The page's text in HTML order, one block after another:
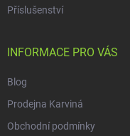
Příslušenství
INFORMACE PRO VÁS
Blog
Prodejna Karviná
Obchodní podmínky